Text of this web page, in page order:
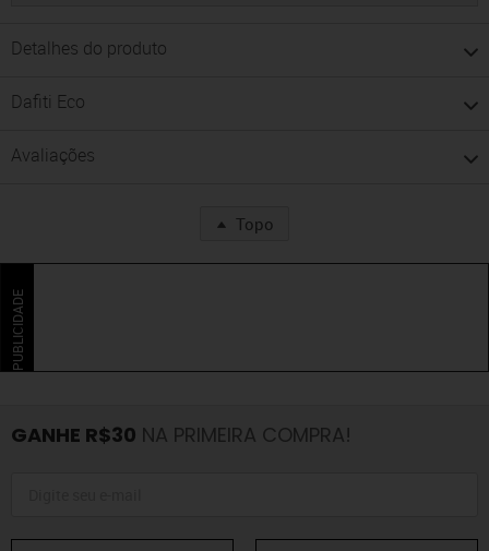
Detalhes do produto
Dafiti Eco
Avaliações
Topo
PUBLICIDADE
GANHE R$30 NA PRIMEIRA COMPRA!